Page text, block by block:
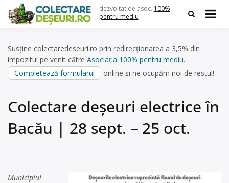
content
dezvoltat de asoc. 100%
pentru mediu
Susține colectaredeseuri.ro prin redirecționarea a 3,5% din
impozitul pe venit către Asociația 100% pentru mediu.
Completează formularul
online și ne ocupăm noi de restul!
Colectare deșeuri electrice în
Bacău | 28 sept. – 25 oct.
Municipiul